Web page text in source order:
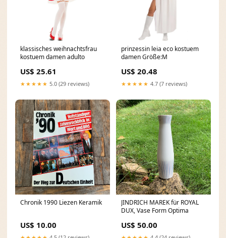
klassisches weihnachtsfrau
kostuem damen adulto
US$ 25.61
★★★★★ 5.0 (29 reviews)
prinzessin leia eco kostuem
damen Größe:M
US$ 20.48
★★★★★ 4.7 (7 reviews)
Chronik 1990 Liezen Keramik
US$ 10.00
JINDRICH MAREK für ROYAL
DUX, Vase Form Optima
US$ 50.00